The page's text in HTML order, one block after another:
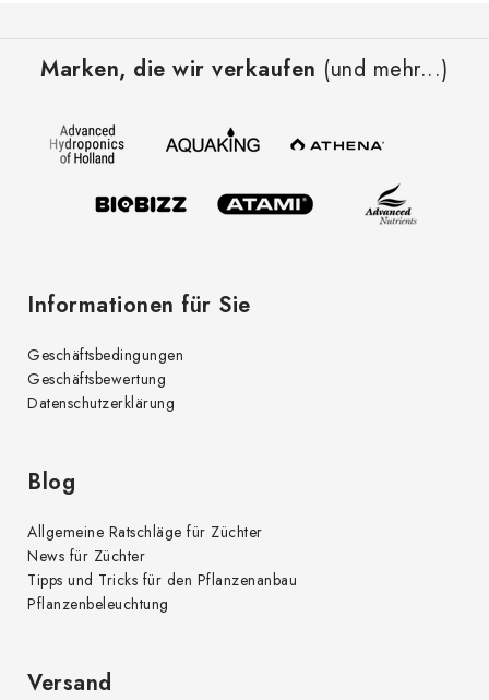
Marken, die wir verkaufen (und mehr...)
Informationen für Sie
Geschäftsbedingungen
Geschäftsbewertung
Datenschutzerklärung
Blog
Allgemeine Ratschläge für Züchter
News für Züchter
Tipps und Tricks für den Pflanzenanbau
Pflanzenbeleuchtung
Versand